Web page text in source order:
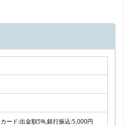
ード:出金額5%,銀行振込:5,000円